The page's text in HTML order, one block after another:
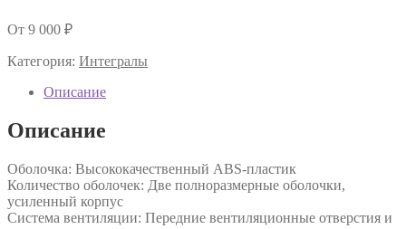
От 9 000 ₽
Категория: Интегралы
Описание
Описание
Оболочка: Высококачественный ABS-пластик
Количество оболочек: Две полноразмерные оболочки,
усиленный корпус
Система вентиляции: Передние вентиляционные отверстия и